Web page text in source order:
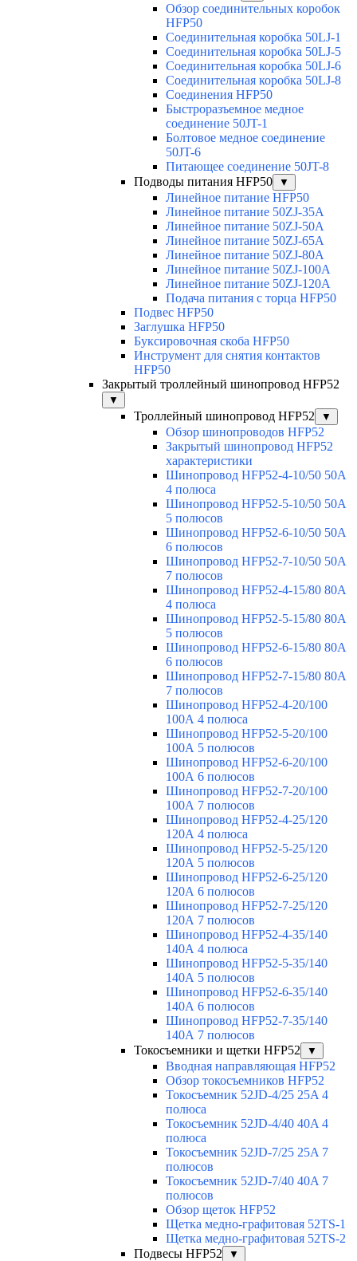
Обзор соединительных коробок
HFP50
Соединительная коробка 50LJ-1
Соединительная коробка 50LJ-5
Соединительная коробка 50LJ-6
Соединительная коробка 50LJ-8
Соединения HFP50
Быстроразъемное медное
соединение 50JT-1
Болтовое медное соединение
50JT-6
Питающее соединение 50JT-8
Подводы питания HFP50
▼
Линейное питание HFP50
Линейное питание 50ZJ-35A
Линейное питание 50ZJ-50A
Линейное питание 50ZJ-65A
Линейное питание 50ZJ-80A
Линейное питание 50ZJ-100A
Линейное питание 50ZJ-120A
Подача питания с торца HFP50
Подвес HFP50
Заглушка HFP50
Буксировочная скоба HFP50
Инструмент для снятия контактов
HFP50
Закрытый троллейный шинопровод HFP52
▼
Троллейный шинопровод HFP52 ▼
Обзор шинопроводов HFP52
Закрытый шинопровод HFP52
характеристики
Шинопровод HFP52-4-10/50 50A
4 полюса
Шинопровод HFP52-5-10/50 50А
5 полюсов
Шинопровод HFP52-6-10/50 50А
6 полюсов
Шинопровод HFP52-7-10/50 50А
7 полюсов
Шинопровод HFP52-4-15/80 80A
4 полюса
Шинопровод HFP52-5-15/80 80А
5 полюсов
Шинопровод HFP52-6-15/80 80А
6 полюсов
Шинопровод HFP52-7-15/80 80А
7 полюсов
Шинопровод HFP52-4-20/100
100А 4 полюса
Шинопровод HFP52-5-20/100
100А 5 полюсов
Шинопровод HFP52-6-20/100
100А 6 полюсов
Шинопровод HFP52-7-20/100
100А 7 полюсов
Шинопровод HFP52-4-25/120
120А 4 полюса
Шинопровод HFP52-5-25/120
120А 5 полюсов
Шинопровод HFP52-6-25/120
120А 6 полюсов
Шинопровод HFP52-7-25/120
120А 7 полюсов
Шинопровод HFP52-4-35/140
140А 4 полюса
Шинопровод HFP52-5-35/140
140А 5 полюсов
Шинопровод HFP52-6-35/140
140А 6 полюсов
Шинопровод HFP52-7-35/140
140А 7 полюсов
Токосъемники и щетки HFP52
▼
Вводная направляющая HFP52
Обзор токосъемников HFP52
Токосъемник 52JD-4/25 25A 4
полюса
Токосъемник 52JD-4/40 40A 4
полюса
Токосъемник 52JD-7/25 25A 7
полюсов
Токосъемник 52JD-7/40 40A 7
полюсов
Обзор щеток HFP52
Щетка медно-графитовая 52TS-1
Щетка медно-графитовая 52TS-2
Подвесы HFP52
▼